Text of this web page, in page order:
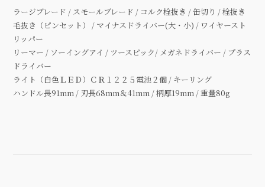
ラージブレード / スモールブレード / コルク栓抜き / 缶切り / 栓抜き
毛抜き（ピンセット） / マイナスドライバー(大・小) / ワイヤースト
リッパー
リーマー / ソーイングアイ / ツースピック/ メガネドライバー / プラス
ドライバー
ライト（白色ＬＥＤ）ＣＲ１２２５電池２個 / キーリング
ハンドル長91mm / 刃長68mm＆41mm / 柄厚19mm / 重量80g